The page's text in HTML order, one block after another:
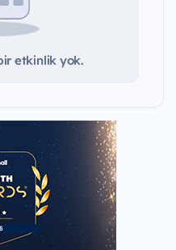
etkinlik yok.